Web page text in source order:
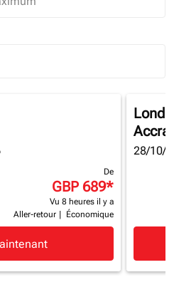
trip Selected
De
GBP 689*
Vu 8 heures il y a
Aller-retour
Économique
Accra
28/10/